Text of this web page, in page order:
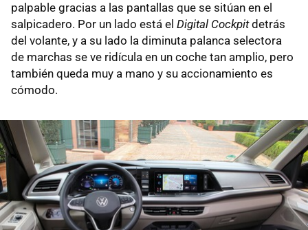
palpable gracias a las pantallas que se sitúan en el
salpicadero. Por un lado está el Digital Cockpitdetrás
del volante, y a su lado la diminuta palanca selectora
de marchas se ve ridícula en un coche tan amplio, pero
también queda muy a mano y su accionamiento es
cómodo.